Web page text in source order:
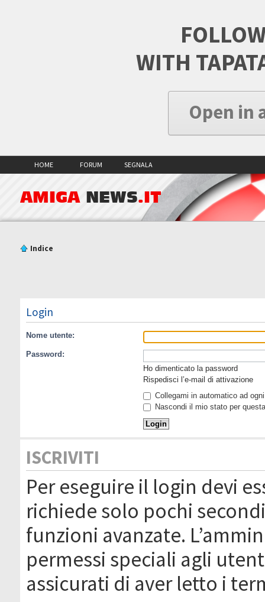
WITH
Open in
HOME FORUM SEGNALA
AMIGA NEWS.IT
Indice
Login
Nome utente:
Password:
Ho dimenticato la password
Rispedisci l’e-mail di attivazione
Collegami in automatico ad
Nascondi il mio stato per
ISCRIVITI
Per eseguire il login devi
richiede solo pochi
funzioni avanzate.
permessi speciali agli
assicurati di aver letto i